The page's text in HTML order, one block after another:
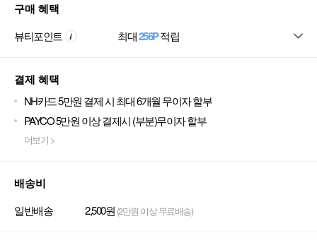
구매 혜택
뷰티포인트 최대256P적립
결제 혜택
NH카드 5만원 결제 시 최대 6개월 무이자 할부
PAYCO 5만원 이상 결제시 (부분)무이자 할부
더보기 >
배송비
일반배송 2,500원 (2만원 이상 무료배송)